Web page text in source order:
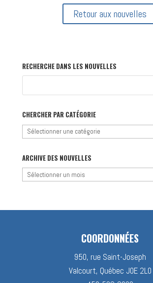
Retour aux nouvelles
RECHERCHE DANS LES NOUVELLES
CHERCHER PAR CATÉGORIE
Chercher
catégorie
ARCHIVE DES NOUVELLES
Archive
COORDONNÉES
950, rue Saint-Joseph
Valcourt, Québec J0E 2L0